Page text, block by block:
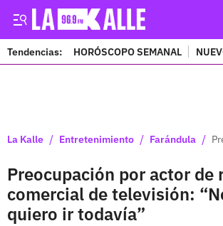
Tendencias: HORÓSCOPO SEMANAL
La Kalle / Entretenimiento / Farándula /
Preocupación por actor de
comercial de televisión:
quiero ir todavía”